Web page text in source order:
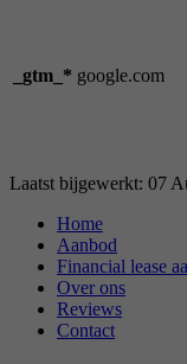
_gtm_* google.com
Laatst bijgewerkt: 07
Home
Aanbod
Financial lease
Over ons
Reviews
Contact